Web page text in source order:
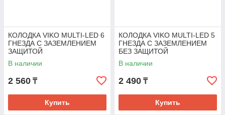
КОЛОДКА VIKO MULTI-LED 6
ГНЕЗДА С ЗАЗЕМЛЕНИЕМ
ЗАЩИТОЙ
В наличии
2 560 ₸
Купить
КОЛОДКА VIKO MULTI-LED 5
ГНЕЗДА С ЗАЗЕМЛЕНИЕМ
БЕЗ ЗАЩИТОЙ
В наличии
2 490 ₸
Купить